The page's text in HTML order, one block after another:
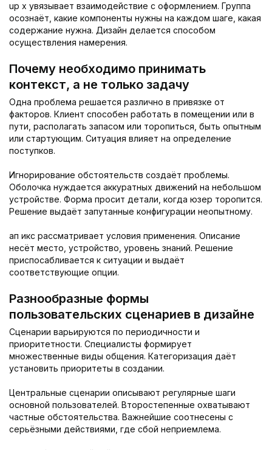
up x увязывает взаимодействие с оформлением. Группа
осознаёт, какие компоненты нужны на каждом шаге, какая
содержание нужна. Дизайн делается способом
осуществления намерения.
Почему необходимо принимать
контекст, а не только задачу
Одна проблема решается различно в привязке от
факторов. Клиент способен работать в помещении или в
пути, располагать запасом или торопиться, быть опытным
или стартующим. Ситуация влияет на определение
поступков.
Игнорирование обстоятельств создаёт проблемы.
Оболочка нуждается аккуратных движений на небольшом
устройстве. Форма просит детали, когда юзер торопится.
Решение выдаёт запутанные конфигурации неопытному.
ап икс рассматривает условия применения. Описание
несёт место, устройство, уровень знаний. Решение
приспосабливается к ситуации и выдаёт
соответствующие опции.
Разнообразные формы
пользовательских сценариев в дизайне
Сценарии варьируются по периодичности и
приоритетности. Специалисты формирует
множественные виды общения. Категоризация даёт
установить приоритеты в создании.
Центральные сценарии описывают регулярные шаги
основной пользователей. Второстепенные охватывают
частные обстоятельства. Важнейшие соотнесены с
серьёзными действиями, где сбой неприемлема.